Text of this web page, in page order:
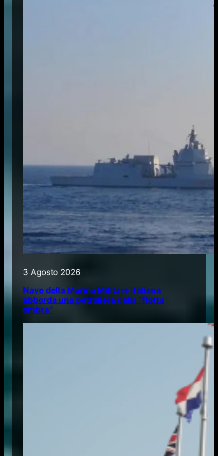
3 Agosto 2026
Nave della Marina Militare italiana
abborda una petroliera della “flotta
ombra”